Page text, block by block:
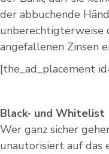
der abbuchende
unberechtigterweise
angefallenen Zinsen
[the_ad_placement
Black- und Whitelist
Wer ganz sicher
unautorisiert auf das